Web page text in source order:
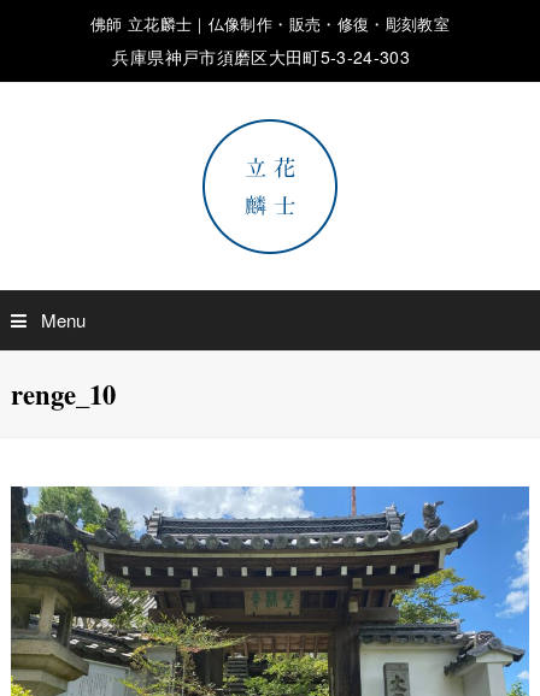
佛師 立花麟士｜仏像制作・販売・修復・彫刻教室
兵庫県神戸市須磨区大田町5-3-24-303
Menu
renge_10